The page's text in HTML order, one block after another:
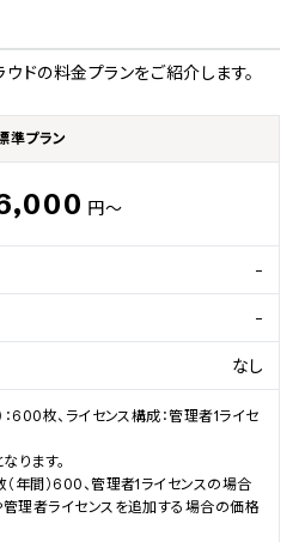
ドの料金プランをご紹介します。
準プラン
円～
-
-
なし
600枚、ライセンス構成：管理者1ライセ
ります。
年間）600、管理者1ライセンスの場合
理者ライセンスを追加する場合の価格